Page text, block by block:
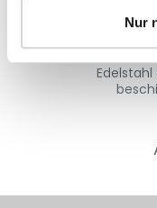
Nur
Edelstahl